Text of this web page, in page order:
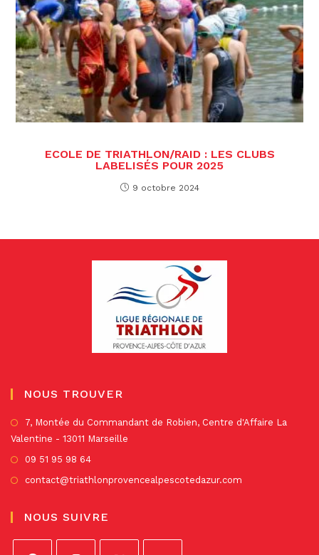
ECOLE DE TRIATHLON/RAID : LES CLUBS
LABELISÉS POUR 2025
9 octobre 2024
NOUS TROUVER
7, Montée du Commandant de Robien, Centre d'Affaire La
Valentine - 13011 Marseille
09 51 95 98 64S’ouvre
dans
nouvel
contact@triathlonprovencealpescotedazur.com
NOUS SUIVRE